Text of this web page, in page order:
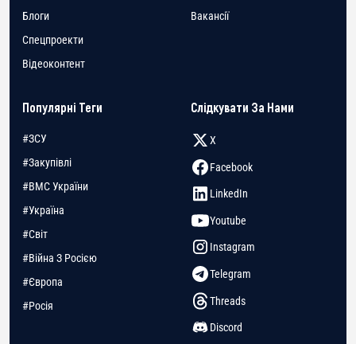
Блоги
Спецпроекти
Відеоконтент
Вакансії
Популярні Теги
#ЗСУ
#Закупівлі
#ВМС України
#Україна
#Світ
#Війна З Росією
#Європа
#Росія
Слідкувати За Нами
X
Facebook
LinkedIn
Youtube
Instagram
Telegram
Threads
Discord